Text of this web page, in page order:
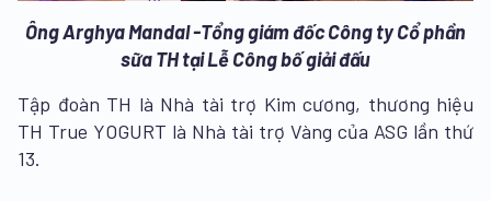
Ông Arghya Mandal -Tổng giám đốc Công ty Cổ phần
sữa TH tại Lễ Công bố giải đấu
Tập đoàn TH là Nhà tài trợ Kim cương, thương hiệu
TH True YOGURT là Nhà tài trợ Vàng của ASG lần thứ
13.